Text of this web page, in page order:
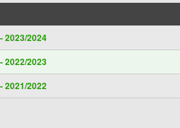
2023/2024
2022/2023
2021/2022